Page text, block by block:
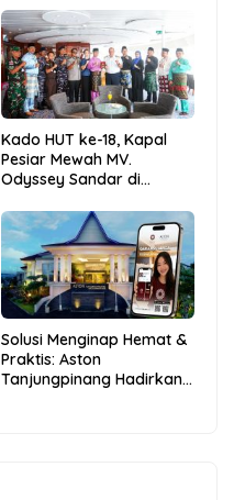
Kado HUT ke-18, Kapal
Pesiar Mewah MV.
Odyssey Sandar di
Anambas Siap Mendunia
Solusi Menginap Hemat &
Praktis: Aston
Tanjungpinang Hadirkan